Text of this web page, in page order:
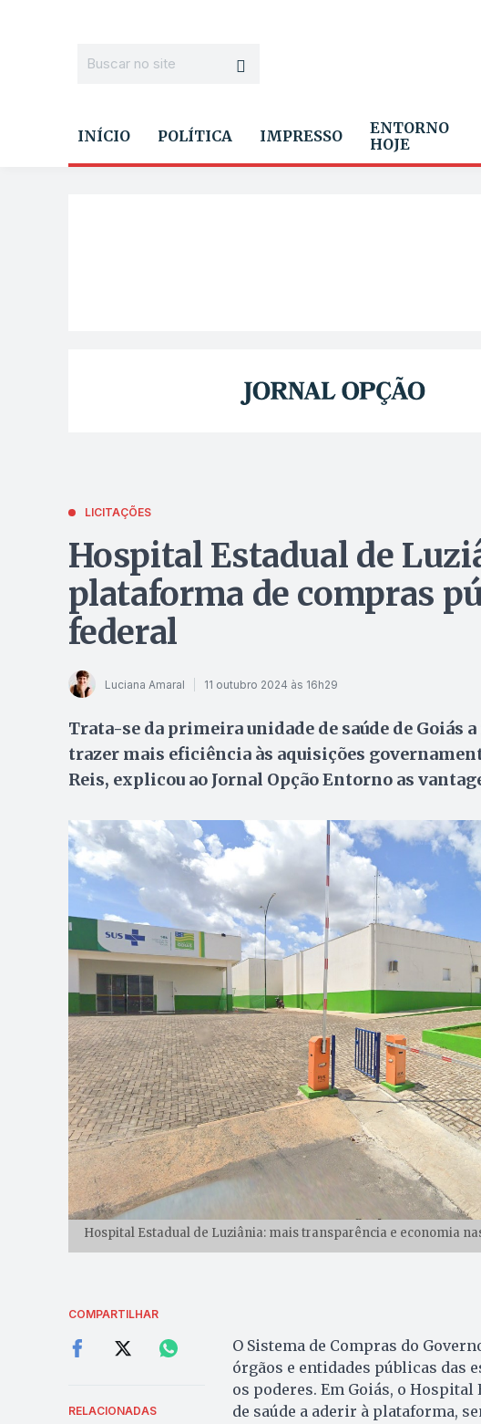
INÍCIO POLÍTICA IMPRESSO
ENTORNO
HOJE
LICITAÇÕES
Hospital Estadual de
plataforma de compras
federal
Luciana Amaral 11 outubro 2024 às 16h29
Trata-se da primeira unidade de saúde de Goiás
trazer mais eficiência às aquisições
Reis, explicou ao Jornal Opção Entorno as
Hospital Estadual de Luziânia: mais transparência e economia
COMPARTILHAR
RELACIONADAS
O Sistema de Compras do
órgãos e entidades públicas das
os poderes. Em Goiás, o
de saúde a aderir à plataforma,